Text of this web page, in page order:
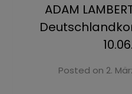
ADAM
Posted on 2.